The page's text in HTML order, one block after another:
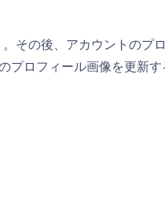
その後、アカウントのプ
ロフィール画像を更新す